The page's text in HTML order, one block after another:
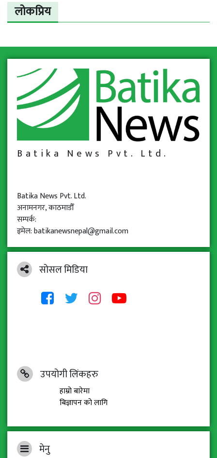
लोकप्रिय
Batika News Pvt. Ltd.
Batika News Pvt. Ltd.
अनामनगर, काठमाडौँ
सम्पर्क:
इमेल: batikanewsnepal@gmail.com
सोसल मिडिया
उपयोगी लिंकहरु
हाम्रो बारेमा
बिज्ञापन को लागि
मेनु